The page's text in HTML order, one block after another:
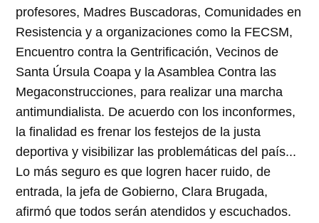
profesores, Madres Buscadoras, Comunidades en
Resistencia y a organizaciones como la FECSM,
Encuentro contra la Gentrificación, Vecinos de
Santa Úrsula Coapa y la Asamblea Contra las
Megaconstrucciones, para realizar una marcha
antimundialista. De acuerdo con los inconformes,
la finalidad es frenar los festejos de la justa
deportiva y visibilizar las problemáticas del país...
Lo más seguro es que logren hacer ruido, de
entrada, la jefa de Gobierno, Clara Brugada,
afirmó que todos serán atendidos y escuchados.